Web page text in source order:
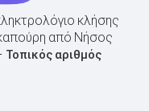
κλήσης
από Νήσος
Τοπικός αριθμός